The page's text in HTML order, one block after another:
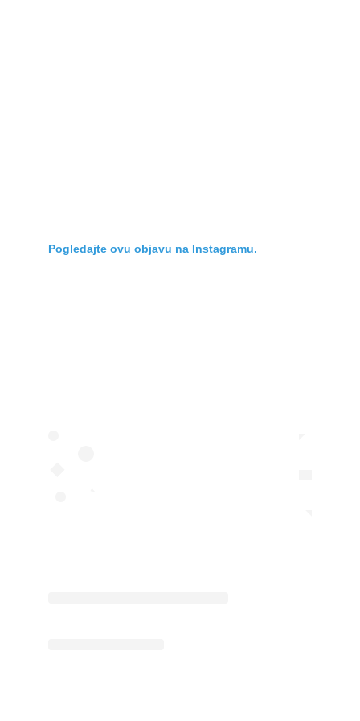
Pogledajte ovu objavu na Instagramu.